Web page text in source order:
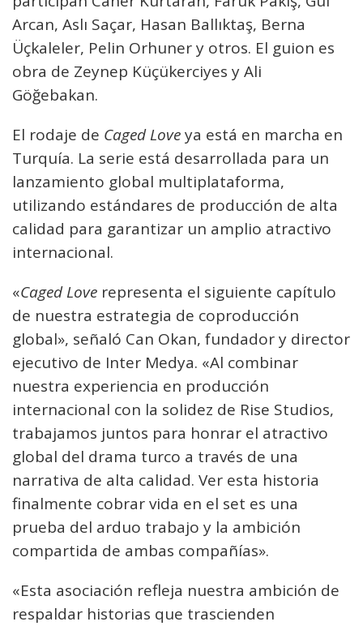
Arcan, Aslı Saçar, Hasan Ballıktaş, Berna
Üçkaleler, Pelin Orhuner y otros. El guion es
obra de Zeynep Küçükerciyes y Ali
Göğebakan.
El rodaje de Caged Loveya está en marcha en
Turquía. La serie está desarrollada para un
lanzamiento global multiplataforma,
utilizando estándares de producción de alta
calidad para garantizar un amplio atractivo
internacional.
«Caged Love representa el siguiente capítulo
de nuestra estrategia de coproducción
global», señaló Can Okan, fundador y director
ejecutivo de Inter Medya. «Al combinar
nuestra experiencia en producción
internacional con la solidez de Rise Studios,
trabajamos juntos para honrar el atractivo
global del drama turco a través de una
narrativa de alta calidad. Ver esta historia
finalmente cobrar vida en el set es una
prueba del arduo trabajo y la ambición
compartida de ambas compañías».
«Esta asociación refleja nuestra ambición de
respaldar historias que trascienden